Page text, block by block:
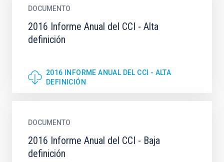
DOCUMENTO
2016 Informe Anual del CCI - Alta
definición
2016 INFORME ANUAL DEL CCI - ALTA
DEFINICIÓN
DOCUMENTO
2016 Informe Anual del CCI - Baja
definición